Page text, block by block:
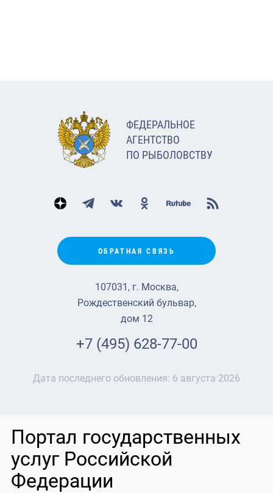
ФЕДЕРАЛЬНОЕ
АГЕНТСТВО
ПО РЫБОЛОВСТВУ
ОБРАТНАЯ СВЯЗЬ
107031, г. Москва,
Рождественский бульвар,
дом 12
+7 (495) 628-77-00
Дата последнего обновления: 6 августа 2026
Портал государственных
услуг Российской
Федерации